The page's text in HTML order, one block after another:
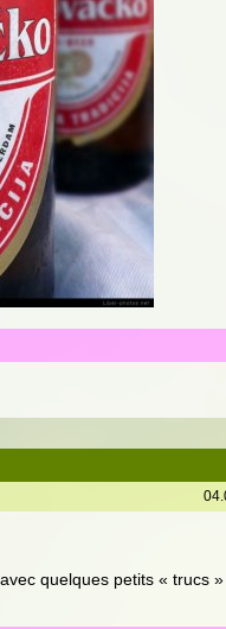
quelques petits « trucs »